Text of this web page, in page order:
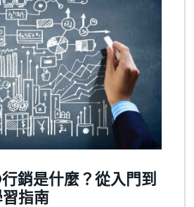
銷是什麼？從入門到
指南